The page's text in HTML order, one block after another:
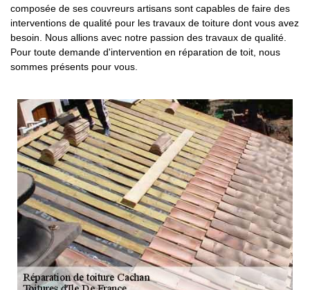
composée de ses couvreurs artisans sont capables de faire des
interventions de qualité pour les travaux de toiture dont vous avez
besoin. Nous allions avec notre passion des travaux de qualité.
Pour toute demande d'intervention en réparation de toit, nous
sommes présents pour vous.